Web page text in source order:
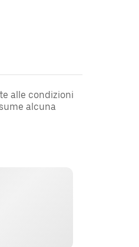
alle condizioni
alcuna